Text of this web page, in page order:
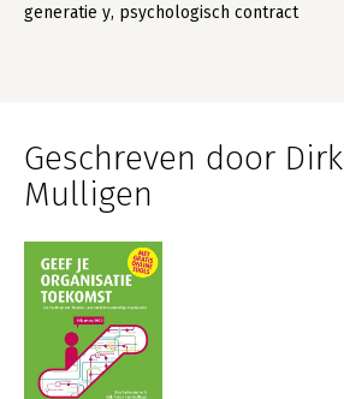
generatie y, psychologisch contract
Geschreven door
Mulligen